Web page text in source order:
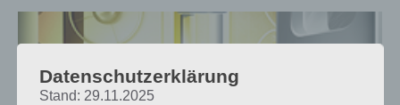
Datenschutzerklärung
Stand: 29.11.2025